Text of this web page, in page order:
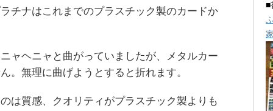
チナはこれまでのプラスチック製のカードか
ャヘニャと曲がっていましたが、メタルカー
。無理に曲げようとすると折れます。
は質感、クオリティがプラスチック製よりも
■